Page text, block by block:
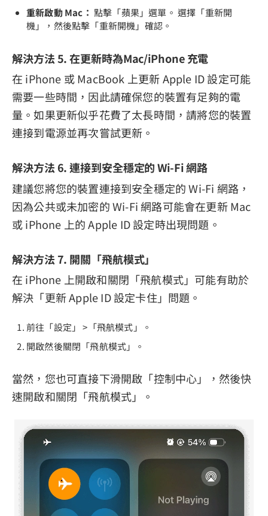
重新啟動 Mac： 點擊「蘋果」選單。 選擇「重新開
機」，然後點擊「重新開機」確認。
解決方法 5. 在更新時為Mac/iPhone 充電
在 iPhone 或 MacBook 上更新 Apple ID 設定可能
需要一些時間，因此請確保您的裝置有足夠的電
量。如果更新似乎花費了太長時間，請將您的裝置
連接到電源並再次嘗試更新。
解決方法 6. 連接到安全穩定的 Wi-Fi 網路
建議您將您的裝置連接到安全穩定的 Wi-Fi 網路，
因為公共或未加密的 Wi-Fi 網路可能會在更新 Mac
或 iPhone 上的 Apple ID 設定時出現問題。
解決方法 7. 開關「飛航模式」
在 iPhone 上開啟和關閉「飛航模式」可能有助於
解決「更新 Apple ID 設定卡住」問題。
前往「設定」 >「飛航模式」。
開啟然後關閉「飛航模式」。
當然，您也可直接下滑開啟「控制中心」，然後快
速開啟和關閉「飛航模式」。